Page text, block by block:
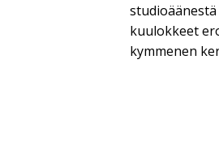
studioäänestä
kuulokkeet
kymmenen